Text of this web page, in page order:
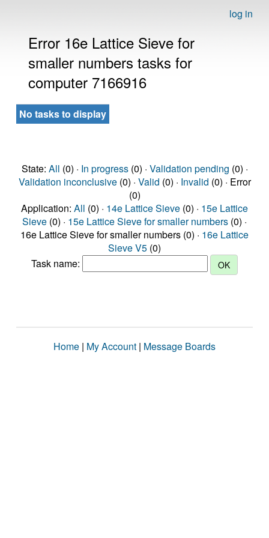
log in
Error 16e Lattice Sieve for
smaller numbers tasks for
computer 7166916
No tasks to display
State: All (0) · In progress(0) · Validation pending (0) ·
Validation inconclusive(0) · Valid (0) · Invalid (0) · Error
(0)
Application: All (0) · 14e Lattice Sieve (0) · 15e Lattice
Sieve (0) · 15e Lattice Sieve for smaller numbers (0) ·
16e Lattice Sieve for smaller numbers (0) · 16e Lattice
Sieve V5 (0)
Task name:
Home | My Account | Message Boards